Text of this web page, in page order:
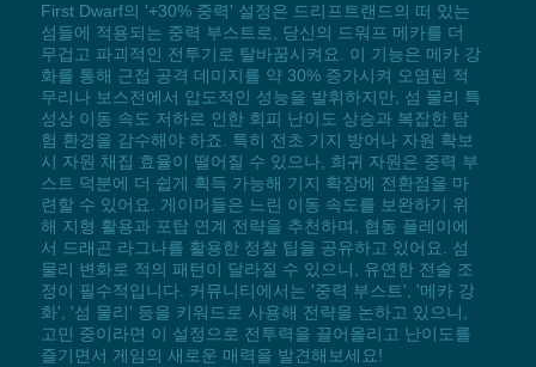
First Dwarf의 '+30% 중력' 설정은 드리프트랜드의 떠 있는
섬들에 적용되는 중력 부스트로, 당신의 드워프 메카를 더
무겁고 파괴적인 전투기로 탈바꿈시켜요. 이 기능은 메카 강
화를 통해 근접 공격 데미지를 약 30% 증가시켜 오염된 적
무리나 보스전에서 압도적인 성능을 발휘하지만, 섬 물리 특
성상 이동 속도 저하로 인한 회피 난이도 상승과 복잡한 탐
험 환경을 감수해야 하죠. 특히 전초 기지 방어나 자원 확보
시 자원 채집 효율이 떨어질 수 있으나, 희귀 자원은 중력 부
스트 덕분에 더 쉽게 획득 가능해 기지 확장에 전환점을 마
련할 수 있어요. 게이머들은 느린 이동 속도를 보완하기 위
해 지형 활용과 포탑 연계 전략을 추천하며, 협동 플레이에
서 드래곤 라그나를 활용한 정찰 팁을 공유하고 있어요. 섬
물리 변화로 적의 패턴이 달라질 수 있으니, 유연한 전술 조
정이 필수적입니다. 커뮤니티에서는 '중력 부스트', '메카 강
화', '섬 물리' 등을 키워드로 사용해 전략을 논하고 있으니,
고민 중이라면 이 설정으로 전투력을 끌어올리고 난이도를
즐기면서 게임의 새로운 매력을 발견해보세요!